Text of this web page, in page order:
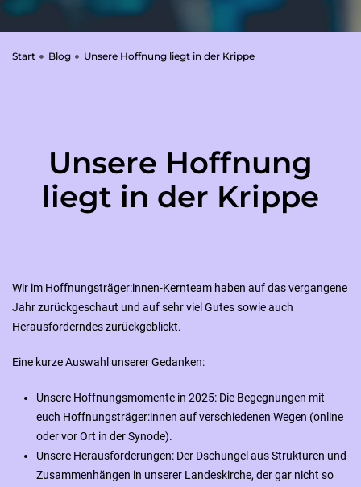
Start Blog Unsere Hoffnung liegt in der Krippe
Unsere Hoffnung
liegt in der Krippe
Wir im Hoffnungsträger:innen-Kernteam haben auf das vergangene
Jahr zurückgeschaut und auf sehr viel Gutes sowie auch
Herausforderndes zurückgeblickt.
Eine kurze Auswahl unserer Gedanken:
Unsere Hoffnungsmomente in 2025: Die Begegnungen mit
euch Hoffnungsträger:innen auf verschiedenen Wegen (online
oder vor Ort in der Synode).
Unsere Herausforderungen: Der Dschungel aus Strukturen und
Zusammenhängen in unserer Landeskirche, der gar nicht so